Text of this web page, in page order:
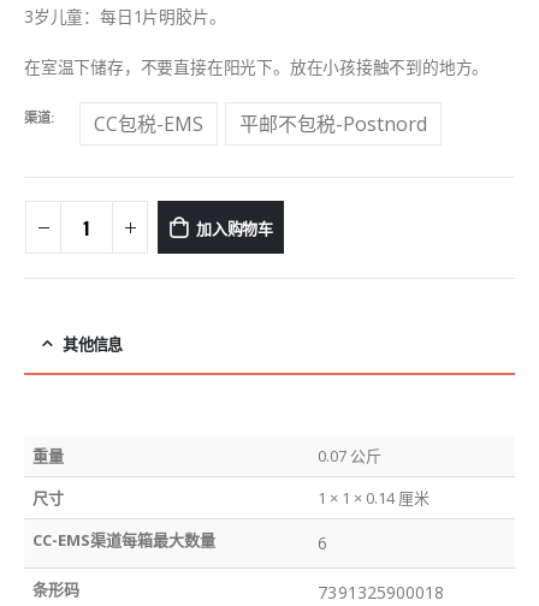
3岁儿童：每日1片明胶片。
在室温下储存，不要直接在阳光下。放在小孩接触不到的地方。
渠道 CC包税-EMS 平邮不包税-Postnord
加入购物车
其他信息
重量
0.07 公斤
尺寸
1 × 1 × 0.14 厘米
CC-EMS渠道每箱最大数量
6
条形码 7391325900018